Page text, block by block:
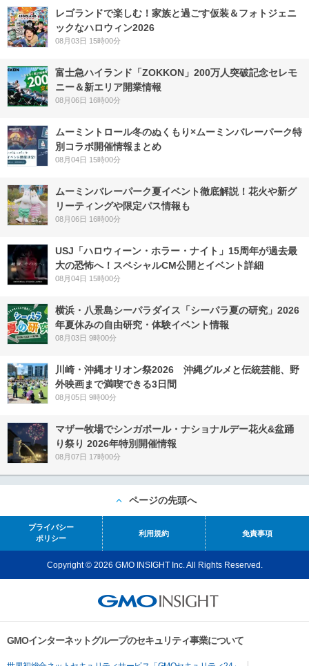
レゴランドで楽しむ！家族と過ごす仮装＆フォトジェニ
ックなハロウィン2026
08月03日 15時00分
富士急ハイランド「ZOKKON」200万人突破記念セレモ
ニー＆新エリア開業情報
08月06日 16時00分
ムーミントロール冬のぬくもり×ムーミンバレーパーク特
別コラボ開催情報まとめ
08月04日 15時00分
ムーミンバレーパーク夏イベント徹底解説！花火や新グ
リーティングや限定パス情報も
08月06日 16時00分
USJ「ハロウィーン・ホラー・ナイト」15周年が過去最
大の恐怖へ！スペシャルCM公開とイベント詳細
08月04日 15時00分
横浜・八景島シーパラダイス「シーパラ夏の研究」2026
年夏休みの自由研究・体験イベント情報
08月03日 9時00分
川崎・沖縄オリオン祭2026 沖縄グルメと伝統芸能、野
外映画まで満喫できる3日間
08月05日 9時00分
マザー牧場でシンガポール・ナショナルデー花火&盆踊
り祭り 2026年特別開催情報
08月07日 17時00分
ページの先頭へ
プライバシー
ポリシー
利用規約 免責事項
Copyright © 2026 GMO INSIGHT Inc. All Rights Reserved.
GMOインターネットグループのセキュリティ事業について